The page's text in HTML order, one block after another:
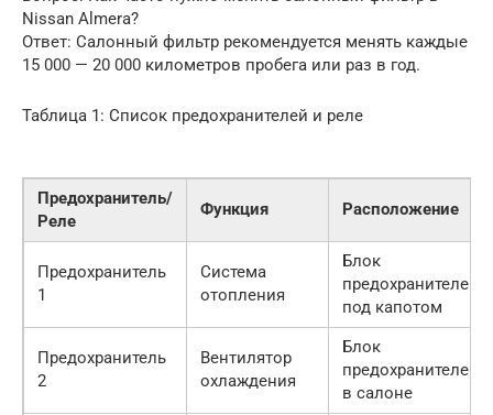
Nissan Almera?
Ответ: Салонный фильтр рекомендуется менять каждые
15 000 — 20 000 километров пробега или раз в год.
Таблица 1: Список предохранителей и реле
Предохранитель/
Реле
Функция Расположение
Предохранитель
1
Система
отопления
Блок
предохранителей
под капотом
Предохранитель
2
Вентилятор
охлаждения
Блок
предохранителей
в салоне